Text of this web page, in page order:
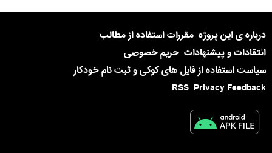
درباره ی این پروژه مقررات استفاده از مطالب
انتقادات و پیشنهادات حریم خصوصی
سیاست استفاده از فایل های کوکی و ثبت نام خودکار
Privacy Feedback
RSS